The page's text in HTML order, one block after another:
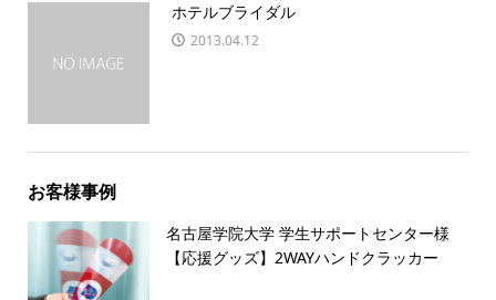
ホテルブライダル
2013.04.12
お客様事例
名古屋学院大学 学生サポートセンター様
【応援グッズ】2WAYハンドクラッカー